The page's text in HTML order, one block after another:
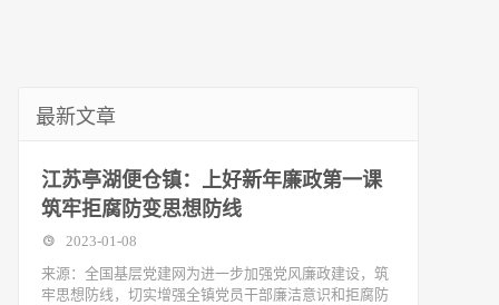
最新文章
江苏亭湖便仓镇：上好新年廉政第一课
筑牢拒腐防变思想防线
2023-01-08
来源：全国基层党建网为进一步加强党风廉政建设，筑
牢思想防线，切实增强全镇党员干部廉洁意识和拒腐防